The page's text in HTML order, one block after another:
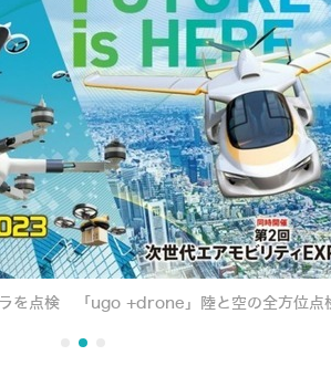
を点検 「ugo +drone」陸と空の全方位点